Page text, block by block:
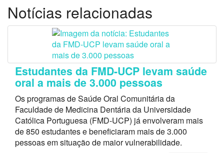
Notícias relacionadas
Estudantes da FMD-UCP levam saúde
oral a mais de 3.000 pessoas
Os programas de Saúde Oral Comunitária da
Faculdade de Medicina Dentária da Universidade
Católica Portuguesa (FMD-UCP) já envolveram mais
de 850 estudantes e beneficiaram mais de 3.000
pessoas em situação de maior vulnerabilidade.